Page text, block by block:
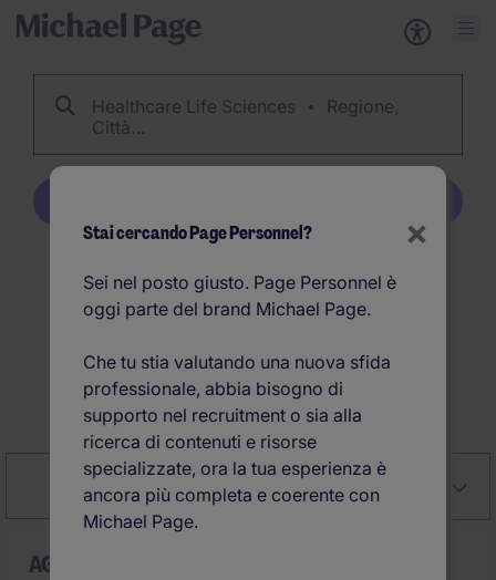
Healthcare Life Sciences
Regione,
Città…
128 Offerte di lavoro per
Healthcare Life Sciences
Crea Job Alert
Rilevanza
CloseAffina la ricerca
AGENTI DI COMMERCIO IMPLANTOLOGIA
×
Stai cercando Page Personnel?
Sei nel posto giusto. Page Personnel è
oggi parte del brand Michael Page.
Che tu stia valutando una nuova sfida
professionale, abbia bisogno di
supporto nel recruitment o sia alla
ricerca di contenuti e risorse
specializzate, ora la tua esperienza è
ancora più completa e coerente con
Michael Page.